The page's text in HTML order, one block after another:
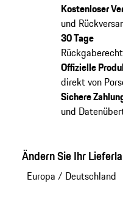
Kostenloser
und
30 Tage
Rückgaberecht
Offizielle
direkt von
Sichere
und
Ändern Sie Ihr
Europa / Deutschland